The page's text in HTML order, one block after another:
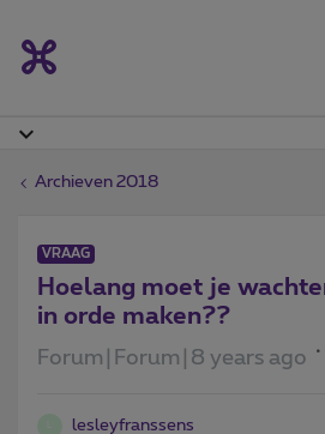
Archieven 2018
VRAAG
Hoelang moet je
in orde maken??
Forum|Forum|8 years ago
lesleyfranssens